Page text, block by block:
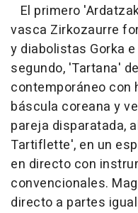
El primero
vasca Zirkozaurre
y diabolistas Gorka
segundo, 'Tartana'
contemporáneo con
báscula coreana y
pareja disparatada,
Tartiflette', en un
en directo con
convencionales.
directo a partes